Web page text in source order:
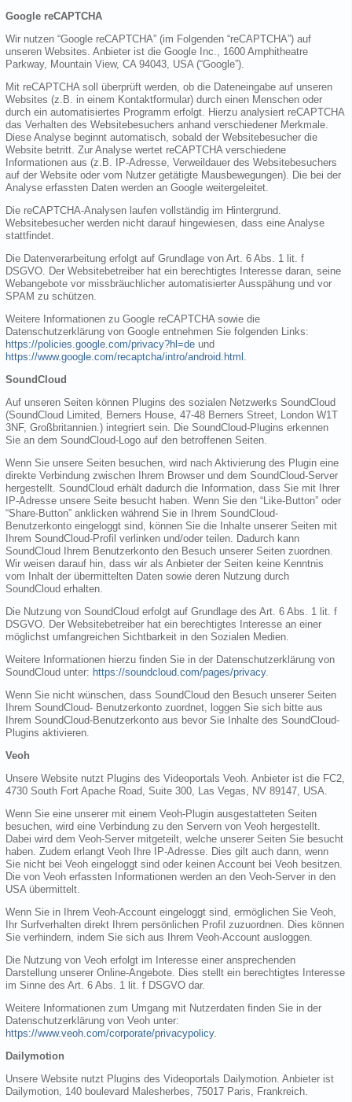
Google reCAPTCHA
Wir nutzen “Google reCAPTCHA” (im Folgenden “reCAPTCHA”) auf
unseren Websites. Anbieter ist die Google Inc., 1600 Amphitheatre
Parkway, Mountain View, CA 94043, USA (“Google”).
Mit reCAPTCHA soll überprüft werden, ob die Dateneingabe auf unseren
Websites (z.B. in einem Kontaktformular) durch einen Menschen oder
durch ein automatisiertes Programm erfolgt. Hierzu analysiert reCAPTCHA
das Verhalten des Websitebesuchers anhand verschiedener Merkmale.
Diese Analyse beginnt automatisch, sobald der Websitebesucher die
Website betritt. Zur Analyse wertet reCAPTCHA verschiedene
Informationen aus (z.B. IP-Adresse, Verweildauer des Websitebesuchers
auf der Website oder vom Nutzer getätigte Mausbewegungen). Die bei der
Analyse erfassten Daten werden an Google weitergeleitet.
Die reCAPTCHA-Analysen laufen vollständig im Hintergrund.
Websitebesucher werden nicht darauf hingewiesen, dass eine Analyse
stattfindet.
Die Datenverarbeitung erfolgt auf Grundlage von Art. 6 Abs. 1 lit. f
DSGVO. Der Websitebetreiber hat ein berechtigtes Interesse daran, seine
Webangebote vor missbräuchlicher automatisierter Ausspähung und vor
SPAM zu schützen.
Weitere Informationen zu Google reCAPTCHA sowie die
Datenschutzerklärung von Google entnehmen Sie folgenden Links:
https://policies.google.com/privacy?hl=de und
https://www.google.com/recaptcha/intro/android.html
SoundCloud
Auf unseren Seiten können Plugins des sozialen Netzwerks SoundCloud
(SoundCloud Limited, Berners House, 47-48 Berners Street, London W1T
3NF, Großbritannien.) integriert sein. Die SoundCloud-Plugins erkennen
Sie an dem SoundCloud-Logo auf den betroffenen Seiten.
Wenn Sie unsere Seiten besuchen, wird nach Aktivierung des Plugin eine
direkte Verbindung zwischen Ihrem Browser und dem SoundCloud-Server
hergestellt. SoundCloud erhält dadurch die Information, dass Sie mit Ihrer
IP-Adresse unsere Seite besucht haben. Wenn Sie den “Like-Button” oder
“Share-Button” anklicken während Sie in Ihrem SoundCloud-
Benutzerkonto eingeloggt sind, können Sie die Inhalte unserer Seiten mit
Ihrem SoundCloud-Profil verlinken und/oder teilen. Dadurch kann
SoundCloud Ihrem Benutzerkonto den Besuch unserer Seiten zuordnen.
Wir weisen darauf hin, dass wir als Anbieter der Seiten keine Kenntnis
vom Inhalt der übermittelten Daten sowie deren Nutzung durch
SoundCloud erhalten.
Die Nutzung von SoundCloud erfolgt auf Grundlage des Art. 6 Abs. 1 lit. f
DSGVO. Der Websitebetreiber hat ein berechtigtes Interesse an einer
möglichst umfangreichen Sichtbarkeit in den Sozialen Medien.
Weitere Informationen hierzu finden Sie in der Datenschutzerklärung von
SoundCloud unter: https://soundcloud.com/pages/privacy.
Wenn Sie nicht wünschen, dass SoundCloud den Besuch unserer Seiten
Ihrem SoundCloud- Benutzerkonto zuordnet, loggen Sie sich bitte aus
Ihrem SoundCloud-Benutzerkonto aus bevor Sie Inhalte des SoundCloud-
Plugins aktivieren.
Veoh
Unsere Website nutzt Plugins des Videoportals Veoh. Anbieter ist die FC2,
4730 South Fort Apache Road, Suite 300, Las Vegas, NV 89147, USA.
Wenn Sie eine unserer mit einem Veoh-Plugin ausgestatteten Seiten
besuchen, wird eine Verbindung zu den Servern von Veoh hergestellt.
Dabei wird dem Veoh-Server mitgeteilt, welche unserer Seiten Sie besucht
haben. Zudem erlangt Veoh Ihre IP-Adresse. Dies gilt auch dann, wenn
Sie nicht bei Veoh eingeloggt sind oder keinen Account bei Veoh besitzen.
Die von Veoh erfassten Informationen werden an den Veoh-Server in den
USA übermittelt.
Wenn Sie in Ihrem Veoh-Account eingeloggt sind, ermöglichen Sie Veoh,
Ihr Surfverhalten direkt Ihrem persönlichen Profil zuzuordnen. Dies können
Sie verhindern, indem Sie sich aus Ihrem Veoh-Account ausloggen.
Die Nutzung von Veoh erfolgt im Interesse einer ansprechenden
Darstellung unserer Online-Angebote. Dies stellt ein berechtigtes Interesse
im Sinne des Art. 6 Abs. 1 lit. f DSGVO dar.
Weitere Informationen zum Umgang mit Nutzerdaten finden Sie in der
Datenschutzerklärung von Veoh unter:
https://www.veoh.com/corporate/privacypolicy.
Dailymotion
Unsere Website nutzt Plugins des Videoportals Dailymotion. Anbieter ist
Dailymotion, 140 boulevard Malesherbes, 75017 Paris, Frankreich.